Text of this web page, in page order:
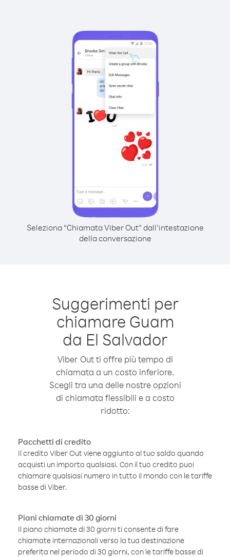
Seleziona “Chiamata Viber Out” dall’intestazione
della conversazione
Suggerimenti per
chiamare Guam
da El Salvador
Viber Out ti offre più tempo di
chiamata a un costo inferiore.
Scegli tra una delle nostre opzioni
di chiamata flessibili e a costo
ridotto:
Pacchetti di credito
Il credito Viber Out viene aggiunto al tuo saldo quando
acquisti un importo qualsiasi. Con il tuo credito puoi
chiamare qualsiasi numero in tutto il mondo con le tariffe
basse di Viber.
Piani chiamate di 30 giorni
Il piano chiamate di 30 giorni ti consente di fare
chiamate internazionali verso la tua destinazione
preferita nel periodo di 30 giorni, con le tariffe basse di